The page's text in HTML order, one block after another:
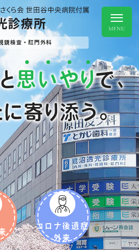
と思いやりで、
寄り添う。
コロナ後遺症
外来